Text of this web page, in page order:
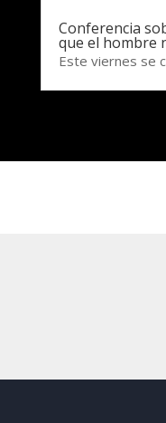
Conferencia
que el hombre
Este viernes se